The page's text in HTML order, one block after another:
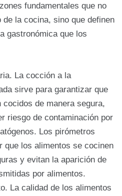
fundamentales que no
la cocina, sino que definen
gastronómica que los
La cocción a la
sirve para garantizar que
de manera segura,
riesgo de contaminación por
Los pirómetros
que los alimentos se cocinen
y evitan la aparición de
por alimentos.
La calidad de los alimentos